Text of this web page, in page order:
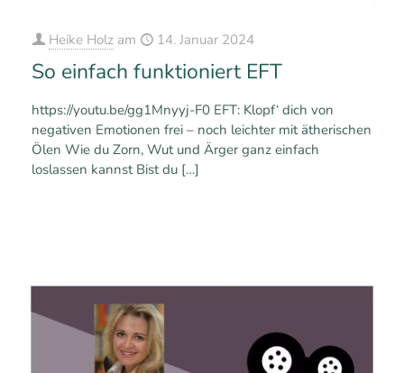
Heike Holz am 14. Januar 2024
So einfach funktioniert EFT
https://youtu.be/gg1Mnyyj-F0 EFT: Klopf‘ dich von
negativen Emotionen frei – noch leichter mit ätherischen
Ölen Wie du Zorn, Wut und Ärger ganz einfach
loslassen kannst Bist du […]